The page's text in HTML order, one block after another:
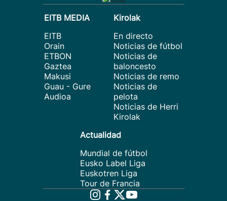
EITB MEDIA
EITB
Orain
ETBON
Gaztea
Makusi
Guau - Gure
Audioa
Kirolak
En directo
Noticias de fútbol
Noticias de
baloncesto
Noticias de remo
Noticias de
pelota
Noticias de Herri
Kirolak
Actualidad
Mundial de fútbol
Eusko Label Liga
Euskotren Liga
Tour de Francia